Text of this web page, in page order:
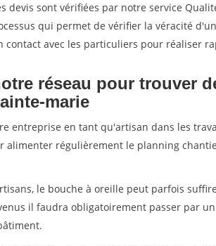
devis sont vérifiées par notre service
qui permet de vérifier la véracité
contact avec les particuliers pour réaliser
réseau pour trouver
marie
entreprise en tant qu'artisan dans les
alimenter régulièrement le planning
le bouche à oreille peut parfois
il faudra obligatoirement passer par